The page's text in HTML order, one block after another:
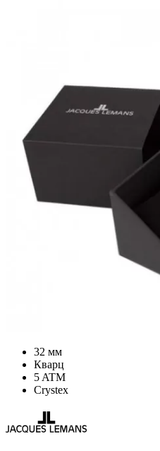
32 мм
Кварц
5 ATM
Crystex